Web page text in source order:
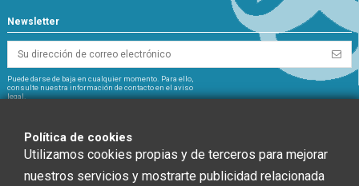
Newsletter
Puede darse de baja en cualquier momento. Para ello,
consulte nuestra información de contacto en el aviso
legal.
Política de cookies
Utilizamos cookies propias y de terceros para mejorar
nuestros servicios y mostrarte publicidad relacionada